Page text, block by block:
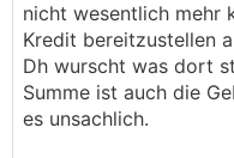
Die Frage ist halt
Berechnung im
will. Wie schon
Gebühr als
ausdrücken.
nicht wesentlich mehr
Kredit bereitzustellen
Dh wurscht was dort
Summe ist auch die
es unsachlich.